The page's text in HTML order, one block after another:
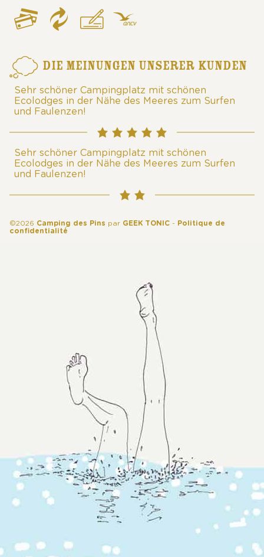
DIE MEINUNGEN UNSERER KUNDEN
Sehr schöner Campingplatz mit schönen
Ecolodges in der Nähe des Meeres zum Surfen
und Faulenzen!
Sehr schöner Campingplatz mit schönen
Ecolodges in der Nähe des Meeres zum Surfen
und Faulenzen!
©2026 Camping des Pins par GEEK TONIC - Politique de
confidentialité